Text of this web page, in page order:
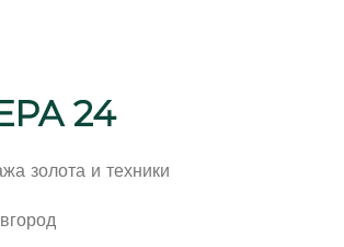
золота и техники